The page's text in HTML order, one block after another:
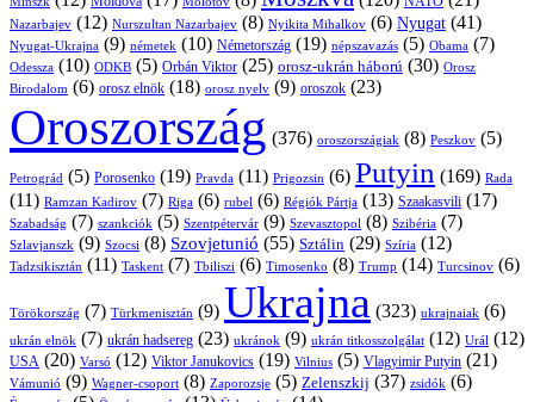
Nazarbajev (12) Nurszultan Nazarbajev (8) Nyikita Mihalkov (6) Nyugat (41)
Nyugat-Ukrajna (9) németek (10) Németország (19) népszavazás (5) Obama (7)
Odessza (10) ODKB (5) Orbán Viktor (25) orosz-ukrán háború (30) Orosz
Birodalom (6) orosz elnök (18) orosz nyelv (9) oroszok (23)
Oroszország (376) oroszországiak (8) Peszkov (5)
Petrográd (5) Porosenko (19) Pravda (11) Prigozsin (6) Putyin (169) Rada
(11) Ramzan Kadirov (7) Riga (6) rubel (6) Régiók Pártja (13) Szaakasvili (17)
Szabadság (7) szankciók (5) Szentpétervár (9) Szevasztopol (8) Szibéria (7)
Szlavjanszk (9) Szocsi (8) Szovjetunió (55) Sztálin (29) Szíria (12)
Tadzsikisztán (11) Taskent (7) Tbiliszi (6) Timosenko (8) Trump (14) Turcsinov (6)
Törökország (7) Türkmenisztán (9) Ukrajna (323) ukrajnaiak (6)
ukrán elnök (7) ukrán hadsereg (23) ukránok (9) ukrán titkosszolgálat (12) Urál (12)
USA (20) Varsó (12) Viktor Janukovics (19) Vilnius (5) Vlagyimir Putyin (21)
Vámunió (9) Wagner-csoport (8) Zaporozsje (5) Zelenszkij (37) zsidók (6)